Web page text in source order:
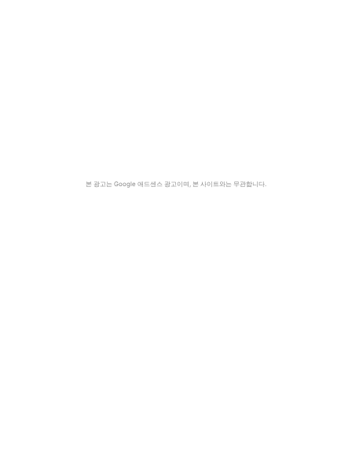
본 광고는 Google 애드센스 광고이며, 본 사이트와는 무관합니다.